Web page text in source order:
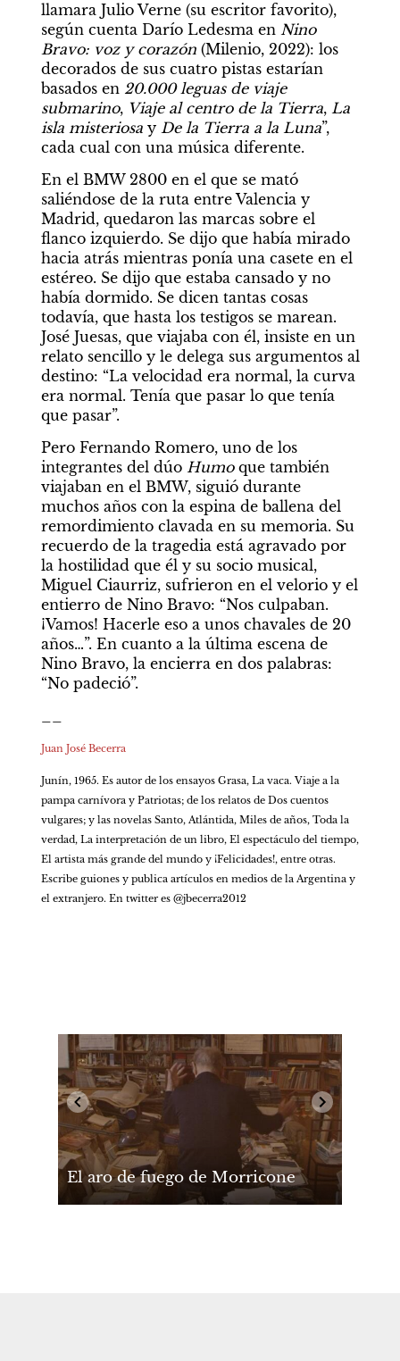
llamara Julio Verne (su escritor favorito),
según cuenta Darío Ledesma en Nino
Bravo: voz y corazón (Milenio, 2022): los
decorados de sus cuatro pistas estarían
basados en 20.000 leguas de viaje
submarino, Viaje al centro de la Tierra, La
isla misteriosa y De la Tierra a la Luna”,
cada cual con una música diferente.
En el BMW 2800 en el que se mató
saliéndose de la ruta entre Valencia y
Madrid, quedaron las marcas sobre el
flanco izquierdo. Se dijo que había mirado
hacia atrás mientras ponía una casete en el
estéreo. Se dijo que estaba cansado y no
había dormido. Se dicen tantas cosas
todavía, que hasta los testigos se marean.
José Juesas, que viajaba con él, insiste en un
relato sencillo y le delega sus argumentos al
destino: “La velocidad era normal, la curva
era normal. Tenía que pasar lo que tenía
que pasar”.
Pero Fernando Romero, uno de los
integrantes del dúo Humo que también
viajaban en el BMW, siguió durante
muchos años con la espina de ballena del
remordimiento clavada en su memoria. Su
recuerdo de la tragedia está agravado por
la hostilidad que él y su socio musical,
Miguel Ciaurriz, sufrieron en el velorio y el
entierro de Nino Bravo: “Nos culpaban.
¡Vamos! Hacerle eso a unos chavales de 20
años…”. En cuanto a la última escena de
Nino Bravo, la encierra en dos palabras:
“No padeció”.
Juan José Becerra
Junín, 1965. Es autor de los ensayos Grasa, La vaca. Viaje a la
pampa carnívora y Patriotas; de los relatos de Dos cuentos
vulgares; y las novelas Santo, Atlántida, Miles de años, Toda la
verdad, La interpretación de un libro, El espectáculo del tiempo,
El artista más grande del mundo y ¡Felicidades!, entre otras.
Escribe guiones y publica artículos en medios de la Argentina y
el extranjero. En twitter es @jbecerra2012
El aro de fuego de Morricone